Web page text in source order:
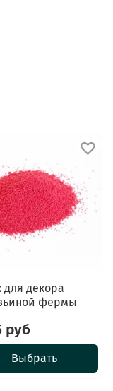
для декора
фермы
руб
Выбрать